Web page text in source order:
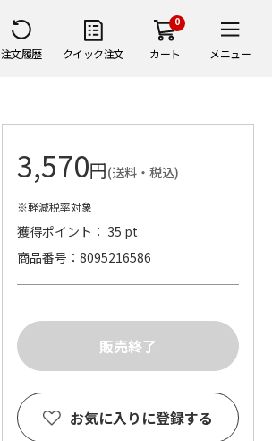
注文履歴 クイック注文
0
カート メニュー
3,570円(送料・税込)
※軽減税率対象
獲得ポイント： 35 pt
商品番号
8095216586
お気に入りに登録する